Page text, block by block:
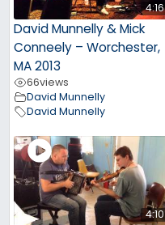
4:16
David Munnelly & Mick
Conneely – Worchester,
MA 2013
66views
David Munnelly
David Munnelly
4:10